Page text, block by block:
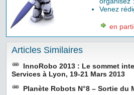
Venez
en
Articles Similaires
InnoRobo 2013 : Le sommet
Services à Lyon, 19-21 Mars 2013
Planète Robots N°8 – Sortie du